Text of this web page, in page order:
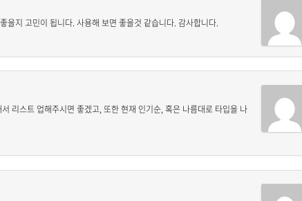
을지 고민이 됩니다. 사용해 보면 좋을것 같습니다. 감사합니다.
리스트 업해주시면 좋겠고, 또한 현재 인기순, 혹은 나름대로 타입을 나